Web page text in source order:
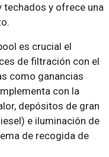
techados y ofrece una
es crucial el
de filtración con el
como ganancias
con la
depósitos de gran
e iluminación de
de recogida de